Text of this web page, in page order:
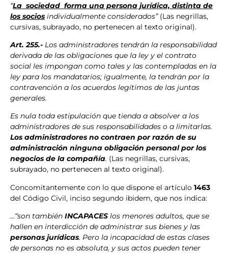
“La sociedad forma una persona jurídica, distinta de
los socios individualmente considerados”(Las negrillas,
cursivas, subrayado, no pertenecen al texto original).
Art. 255.- Los administradores tendrán la responsabilidad
derivada de las obligaciones que la ley y el contrato
social les impongan como tales y las contempladas en la
ley para los mandatarios; igualmente, la tendrán por la
contravención a los acuerdos legítimos de las juntas
generales.
Es nula toda estipulación que tienda a absolver a los
administradores de sus responsabilidades o a limitarlas.
Los administradores no contraen por razón de su
administración ninguna obligación personal por los
negocios de la compañía. (Las negrillas, cursivas,
subrayado, no pertenecen al texto original).
Concomitantemente con lo que dispone el artículo 1463
del Código Civil, inciso segundo ibidem, que nos indica:
…“son también INCAPACES los menores adultos, que se
hallen en interdicción de administrar sus bienes y las
personas jurídicas. Pero la incapacidad de estas clases
de personas no es absoluta, y sus actos pueden tener